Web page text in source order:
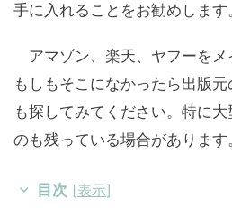
手に入れることをお勧めします
アマゾン、楽天、ヤフーをメ
もしもそこになかったら出版
も探してみてください。特に
のも残っている場合があります
目次 [表示]